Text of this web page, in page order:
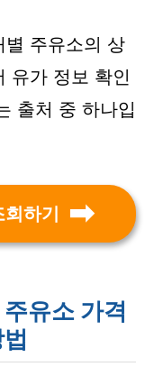
별 주유소의 상
유가 정보 확인
출처 중 하나입
하기
유소 가격